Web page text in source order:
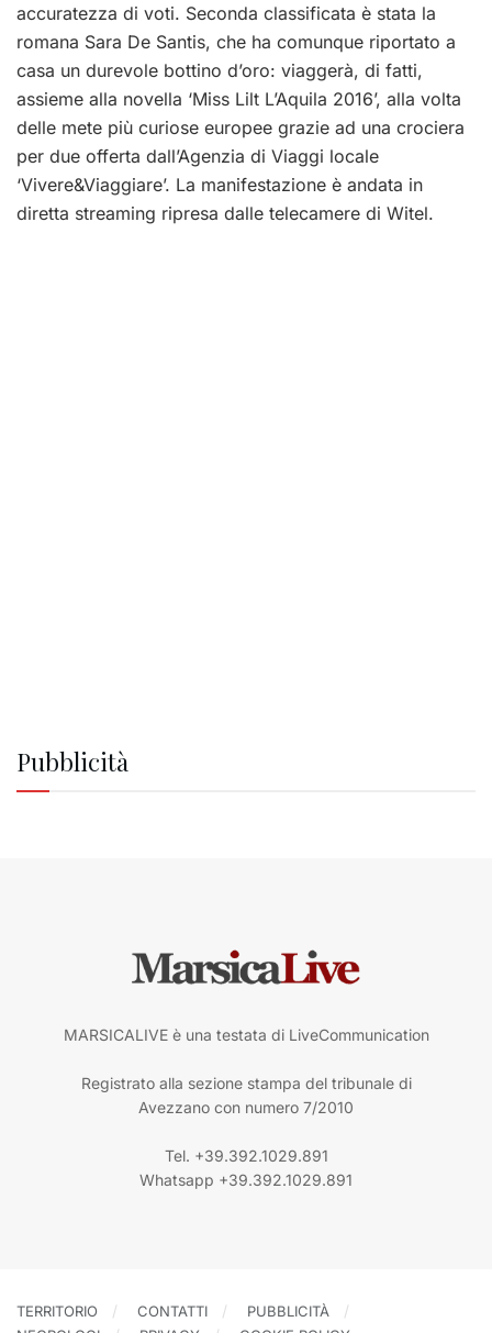
accuratezza di voti. Seconda classificata è stata la
romana Sara De Santis, che ha comunque riportato a
casa un durevole bottino d’oro: viaggerà, di fatti,
assieme alla novella ‘Miss Lilt L’Aquila 2016’, alla volta
delle mete più curiose europee grazie ad una crociera
per due offerta dall’Agenzia di Viaggi locale
‘Vivere&Viaggiare’. La manifestazione è andata in
diretta streaming ripresa dalle telecamere di Witel.
Pubblicità
MARSICALIVE è una testata di LiveCommunication
Registrato alla sezione stampa del tribunale di
Avezzano con numero 7/2010
Tel. +39.392.1029.891
Whatsapp +39.392.1029.891
TERRITORIO CONTATTI
PUBBLICITÀ